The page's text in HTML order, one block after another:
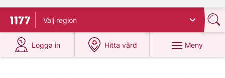
Till startsidan för 1177
Välj region
Logga in
på 1177.se
Hitta vård
på 1177.se
Meny